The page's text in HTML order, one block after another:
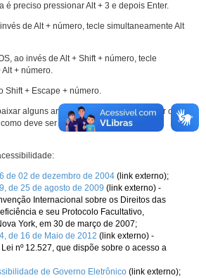
é preciso pressionar Alt + 3 e depois Enter.
de Alt + número, tecle simultaneamente Alt
ao invés de Alt + Shift + número, tecle
+ número.
Shift + Escape + número.
alguns arquivos que explicam melhor o
deve ser implementado nos sites da
de 02 de dezembro de 2004 (link externo);
de 25 de agosto de 2009 (link externo) -
Internacional sobre os Direitos das
e seu Protocolo Facultativo,
York, em 30 de março de 2007;
de 16 de Maio de 2012 (link externo) -
nº 12.527, que dispõe sobre o acesso a
de Governo Eletrônico (link externo);